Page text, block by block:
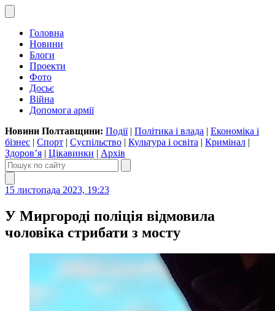
Головна
Новини
Блоги
Проекти
Фото
Досьє
Війна
Допомога армії
Новини Полтавщини: Події| Політика і влада | Економіка і
бізнес | Спорт | Суспільство | Культура і освіта | Кримінал |
Здоров’я | Цікавинки | Архів
15 листопада 2023, 19:23
У Миргороді поліція відмовила
чоловіка стрибати з мосту